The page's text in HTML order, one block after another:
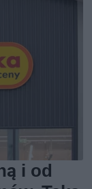
i od